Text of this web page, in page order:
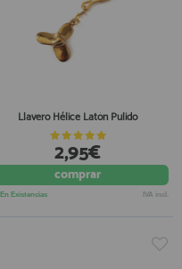
Llavero Hélice Latón Pulido
2,95€
comprar
En Existencias IVA incl.